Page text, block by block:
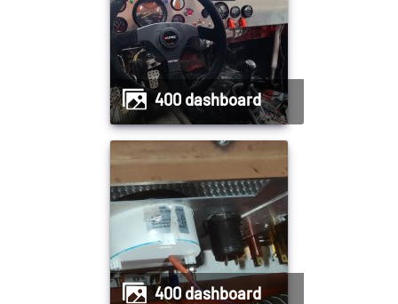
400 dashboard
400 dashboard